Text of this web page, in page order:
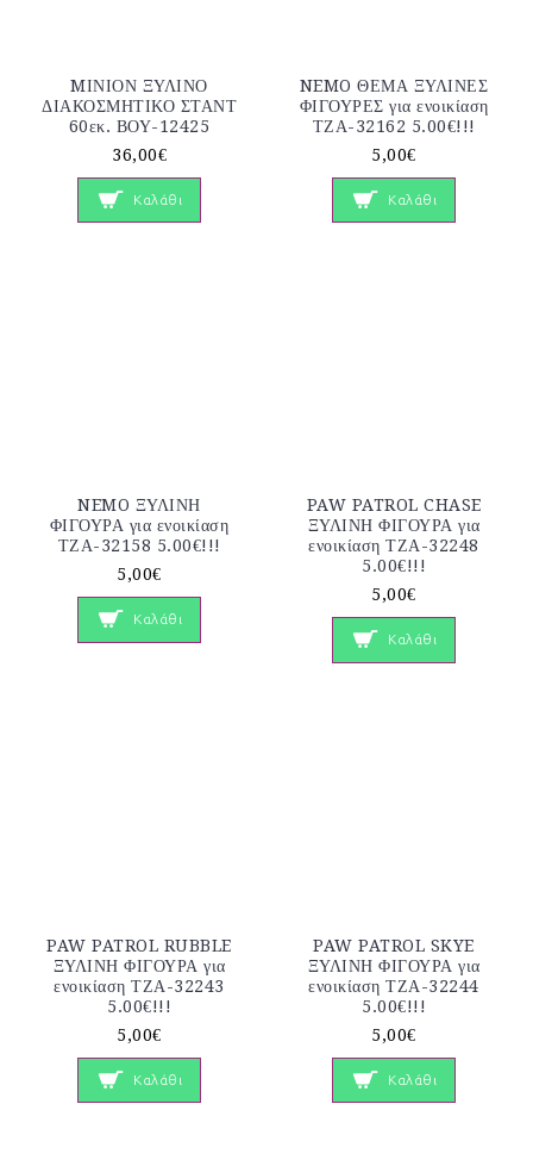
MΙΝΙΟΝ ΞΥΛΙΝΟ
ΔΙΑΚΟΣΜΗΤΙΚΟ ΣΤΑΝΤ
60εκ. ΒΟΥ-12425
36,00€
Καλάθι
NEMO ΘΕΜΑ ΞΥΛΙΝΕΣ
ΦΙΓΟΥΡΕΣ για ενοικίαση
ΤΖΑ-32162 5.00€!!!
5,00€
Καλάθι
NEMO ΞΥΛΙΝΗ
ΦΙΓΟΥΡΑ για ενοικίαση
ΤΖΑ-32158 5.00€!!!
5,00€
Καλάθι
PAW PATROL CHASE
ΞΥΛΙΝΗ ΦΙΓΟΥΡΑ για
ενοικίαση ΤΖΑ-32248
5.00€!!!
5,00€
Καλάθι
PAW PATROL RUBBLE
ΞΥΛΙΝΗ ΦΙΓΟΥΡΑ για
ενοικίαση ΤΖΑ-32243
5.00€!!!
5,00€
Καλάθι
PAW PATROL SKYE
ΞΥΛΙΝΗ ΦΙΓΟΥΡΑ για
ενοικίαση ΤΖΑ-32244
5.00€!!!
5,00€
Καλάθι